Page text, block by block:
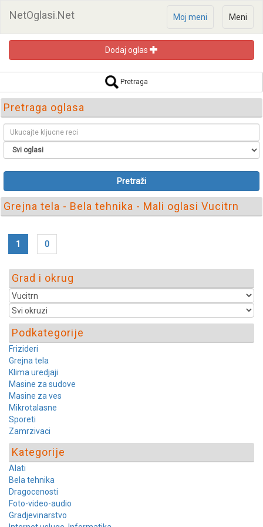
NetOglasi.Net Meni
Moj meni
Dodaj oglas
Pretraga
Pretraga oglasa
Pretraži
Grejna tela - Bela tehnika - Mali oglasi Vucitrn
1 0
Grad i okrug
Podkategorije
Frizideri
Grejna tela
Klima uredjaji
Masine za sudove
Masine za ves
Mikrotalasne
Sporeti
Zamrzivaci
Kategorije
Alati
Bela tehnika
Dragocenosti
Foto-video-audio
Gradjevinarstvo